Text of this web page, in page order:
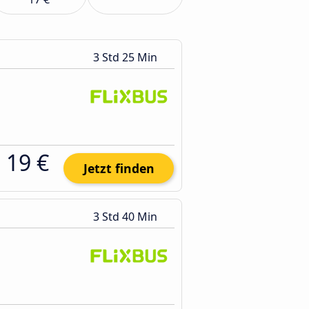
3 Std 25 Min
19 € Jetzt finden
3 Std 40 Min